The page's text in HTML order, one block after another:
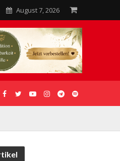
August 7, 2026